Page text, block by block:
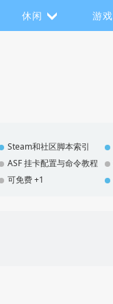
休闲 游戏
Steam和社区脚本索引
ASF 挂卡配置与命令教程
可免费 +1